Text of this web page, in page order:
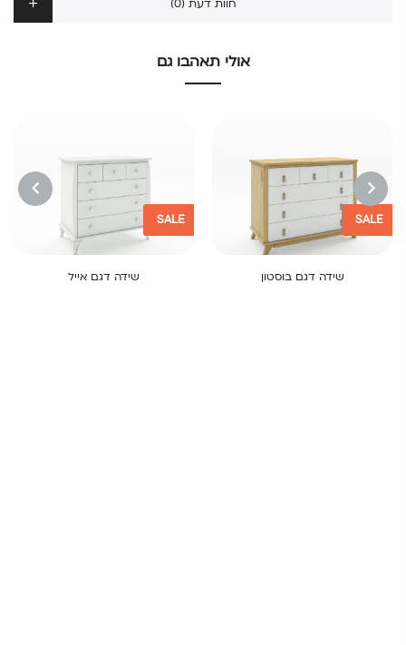
חוות דעת (0)
אולי תאהבו גם
PREVIOUS
SALE
שידה דגם בוסטון
SALE
שידה דגם אייל